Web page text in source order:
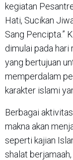
kegiatan
Hati, Sucikan
Sang Pencipta.”
dimulai pada
yang bertujuan
memperdalam
karakter islami
Berbagai
makna akan
seperti kajian
shalat